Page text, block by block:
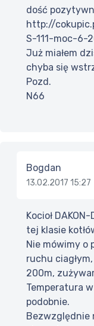
dość
http://
S-111-moc-6-
Już miałem
chyba się
Pozd.
N66
Bogdan
13.02.2017 15:27
Kocioł
tej klasie
Nie mówimy o
ruchu
200m,
Temperatura
podobnie.
Bezwzględnie